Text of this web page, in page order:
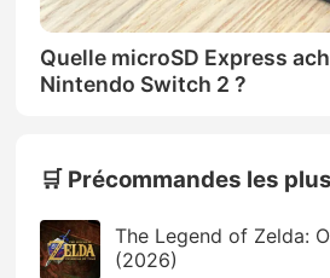
Quelle microSD Express
Nintendo Switch 2 ?
🛒 Précommandes les
The Legend of Zelda:
(2026)